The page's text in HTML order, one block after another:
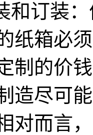
和订装
纸箱必
制的价
造尽可
对而言